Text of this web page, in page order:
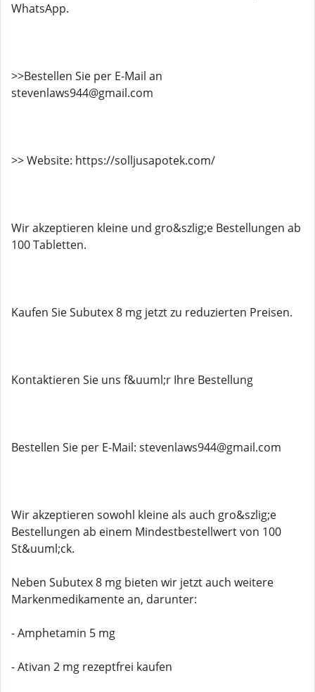
WhatsApp.
>>Bestellen Sie per E-Mail an
stevenlaws944@gmail.com
>> Website: https://solljusapotek.com/
Wir akzeptieren kleine und gro&szlig;e Bestellungen ab
100 Tabletten.
Kaufen Sie Subutex 8 mg jetzt zu reduzierten Preisen.
Kontaktieren Sie uns f&uuml;r Ihre Bestellung
Bestellen Sie per E-Mail: stevenlaws944@gmail.com
Wir akzeptieren sowohl kleine als auch gro&szlig;e
Bestellungen ab einem Mindestbestellwert von 100
St&uuml;ck.
Neben Subutex 8 mg bieten wir jetzt auch weitere
Markenmedikamente an, darunter:
- Amphetamin 5 mg
- Ativan 2 mg rezeptfrei kaufen